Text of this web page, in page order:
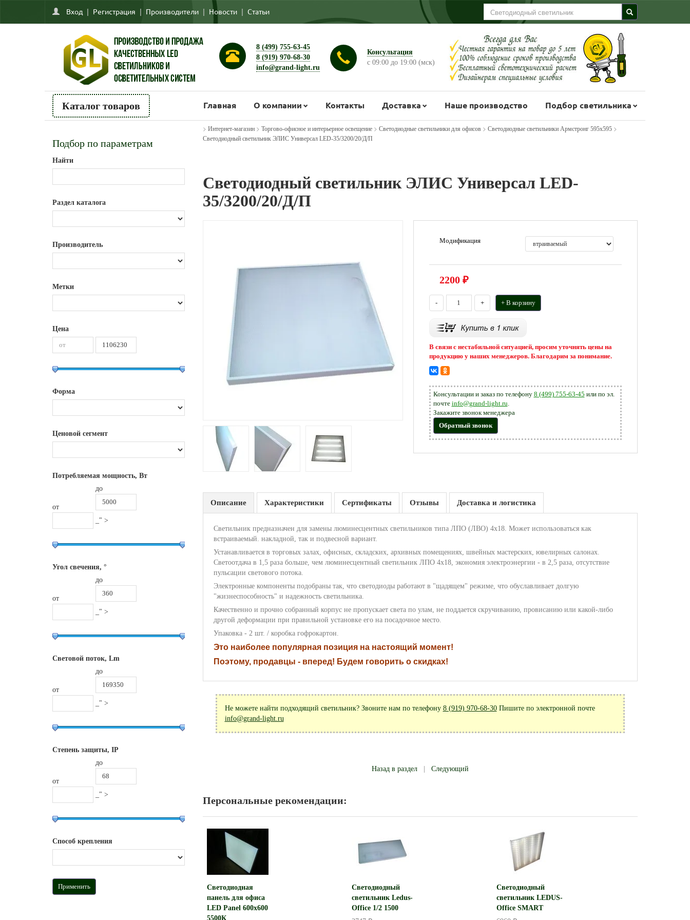
Вход | Регистрация | Производители | Новости | Статьи
8 (499) 755-63-45
8 (919) 970-68-30
info@grand-light.ru
Консультация
с 09:00 до 19:00 (мск)
Каталог товаров Главная О компании Контакты Доставка Наше производство Подбор светильника
Подбор по параметрам
Найти
Раздел каталога
Производитель
Метки
Цена
Форма
Ценовой сегмент
Потребляемая мощность, Вт
от
до
_" >
Угол свечения, °
от
до
_" >
Световой поток, Lm
от
до
_" >
Степень защиты, IP
от
до
_" >
Способ крепления
> Интернет-магазин> Торгово-офисное и интерьерное освещение> Светодиодные светильники для офисов> Светодиодные светильники Армстронг 595х595>
Светодиодный светильник ЭЛИС Универсал LED-35/3200/20/Д/П
Светодиодный светильник ЭЛИС Универсал LED-
35/3200/20/Д/П
Модификация
2200₽
- + + В корзину
В связи с нестабильной ситуацией, просим уточнять цены на
продукцию у наших менеджеров. Благодарим за понимание.
Консультации и заказ по телефону 8 (499) 755-63-45 или по эл.
почте info@grand-light.ru.
Закажите звонок менеджера
Обратный звонок
Описание Характеристики Сертификаты Отзывы Доставка и логистика
Светильник предназначен для замены люминесцентных светильников типа ЛПО (ЛВО) 4х18. Может использоваться как
встраиваемый. накладной, так и подвесной вариант.
Устанавливается в торговых залах, офисных, складских, архивных помещениях, швейных мастерских, ювелирных салонах.
Светоотдача в 1,5 раза больше, чем люминесцентный светильник ЛПО 4х18, экономия электроэнергии - в 2,5 раза, отсутствие
пульсации светового потока.
Электронные компоненты подобраны так, что светодиоды работают в "щадящем" режиме, что обуславливает долгую
"жизнеспособность" и надежность светильника.
Качественно и прочно собранный корпус не пропускает света по улам, не поддается скручиванию, провисанию или какой-либо
другой деформации при правильной установке его на посадочное место.
Упаковка - 2 шт. / коробка гофрокартон.
Это наиболее популярная позиция на настоящий момент!
Поэтому, продавцы - вперед! Будем говорить о скидках!
Не можете найти подходящий светильник? Звоните нам по телефону 8 (919) 970-68-30Пишите по электронной почте
info@grand-light.ru
Назад в раздел| Следующий
Персональные рекомендации:
Светодиодная
панель для офиса
LED Panel 600x600
5500К
Светодиодный
светильник Ledus-
Office 1/2 1500
Светодиодный
светильник LEDUS-
Office SMART